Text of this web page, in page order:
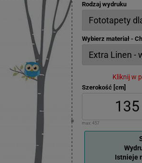
Rodzaj wydruku
Wybierz materiał -
Kliknij w
Szerokość [cm]
max: 457
Istnieje